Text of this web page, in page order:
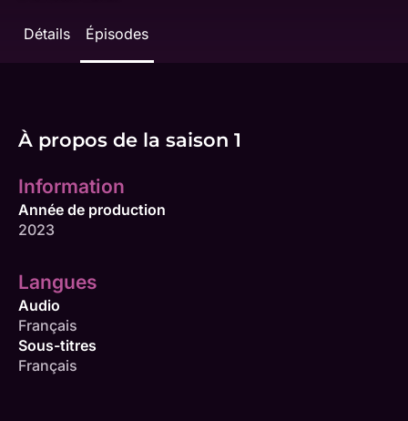
Détails Épisodes
À propos de la saison 1
Information
Année de production
2023
Langues
Audio
Français
Sous-titres
Français